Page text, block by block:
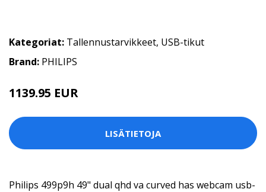
Kategoriat: Tallennustarvikkeet, USB-tikut
Brand: PHILIPS
1139.95 EUR
LISÄTIETOJA
Philips 499p9h 49" dual qhd va curved has webcam usb-